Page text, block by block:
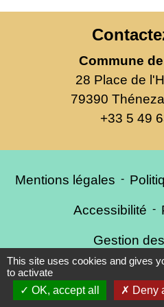
Commune
28 Place de
79390
+33 5 49
Mentions légales -
Accessibilité -
Gestion
Site créé en partenariat
This site uses cookies and gives
to activate
OK, accept all
Deny